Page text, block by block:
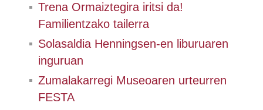
Trena Ormaiztegira iritsi da!
Familientzako tailerra
Solasaldia Henningsen-en liburuaren
inguruan
Zumalakarregi Museoaren urteurren
FESTA